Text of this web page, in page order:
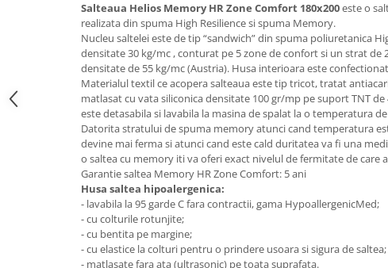
Suporturi si rafturi pantofi
Portmantouri
Seturi mobilier hol
Stender haine
Suport pentru umerase
Mobilier gradinita
Mese gradinita
Scaune gradinita
Set mese si scaune gradinita
Salteaua Helios Memory HR Zone Comfort 180x200este o
realizata din spuma High Resilience si spuma Memory.
Nucleu saltelei este de tip “sandwich” din spuma poliuretanica
densitate 30 kg/mc , conturat pe 5 zone de confort si un strat de
densitate de 55 kg/mc (Austria). Husa interioara este
Materialul textil ce acopera salteaua este tip tricot, tratat
matlasat cu vata siliconica densitate 100 gr/mp pe suport TNT
este detasabila si lavabila la masina de spalat la o temperatura
Datorita stratului de spuma memory atunci cand temperatura
devine mai ferma si atunci cand este cald duritatea va fi una
o saltea cu memory iti va oferi exact nivelul de fermitate de care
Garantie saltea Memory HR Zone Comfort: 5 ani
Husa saltea hipoalergenica:
- lavabila la 95 garde C fara contractii, gama HypoallergenicMed;
- cu colturile rotunjite;
- cu bentita pe margine;
- cu elastice la colturi pentru o prindere usoara si sigura de saltea;
- matlasate fara ata (ultrasonic) pe toata suprafata.